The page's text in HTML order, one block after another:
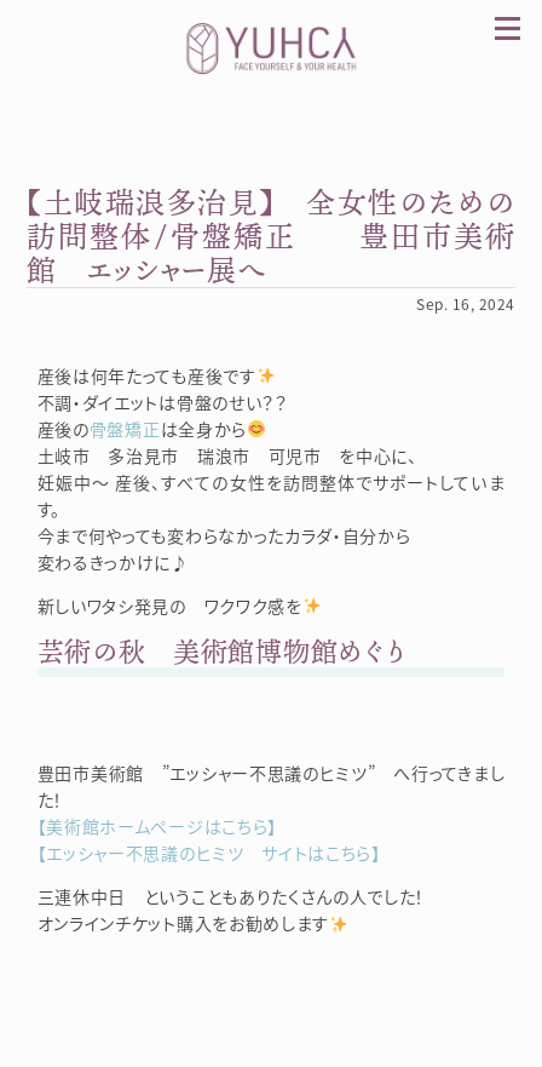
カラダを整え、習慣を変えて、心を前向きに。産
前産後訪問整体 YUHCA（ユウカ）
【土岐瑞浪多治見】 全女性のための
訪問整体/骨盤矯正 豊田市美術
館 エッシャー展へ
Sep. 16, 2024
産後は何年たっても産後です
不調・ダイエットは骨盤のせい？？
産後の骨盤矯正は全身から
土岐市 多治見市 瑞浪市 可児市 を中心に、
妊娠中～ 産後、すべての女性を訪問整体でサポートしていま
す。
今まで何やっても変わらなかったカラダ・自分から
変わるきっかけに♪
新しいワタシ発見の ワクワク感を
芸術の秋 美術館博物館めぐり
豊田市美術館 ”エッシャー不思議のヒミツ” へ行ってきまし
た！
【美術館ホームページはこちら】
【エッシャー不思議のヒミツ サイトはこちら】
三連休中日 ということもありたくさんの人でした！
オンラインチケット購入をお勧めします